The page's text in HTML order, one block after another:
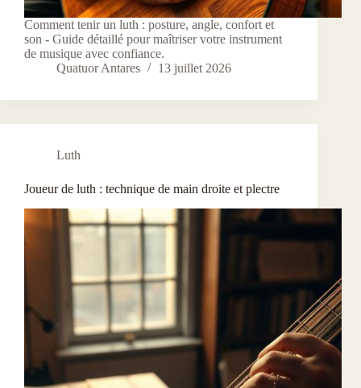
Comment tenir un luth : posture, angle, confort et
son - Guide détaillé pour maîtriser votre instrument
de musique avec confiance.
Quatuor Antares
13 juillet 2026
Luth
Joueur de luth : technique de main droite et plectre